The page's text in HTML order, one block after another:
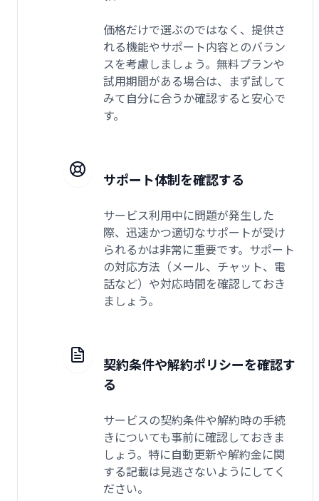
価格だけで選ぶのではなく、提供さ
れる機能やサポート内容とのバラン
スを考慮しましょう。無料プランや
試用期間がある場合は、まず試して
みて自分に合うか確認すると安心で
す。
サポート体制を確認する
サービス利用中に問題が発生した
際、迅速かつ適切なサポートが受け
られるかは非常に重要です。サポート
の対応方法（メール、チャット、電
話など）や対応時間を確認しておき
ましょう。
契約条件や解約ポリシーを確認す
る
サービスの契約条件や解約時の手続
きについても事前に確認しておきま
しょう。特に自動更新や解約金に関
する記載は見逃さないようにしてく
ださい。